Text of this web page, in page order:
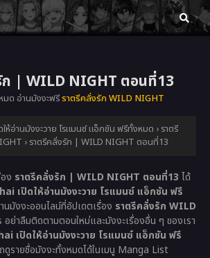
| WILD NIGHT ตอนที่13
ด อ่านมังงะฟรีราตรีคลั่งรัก WILD NIGHT
ห้อ่านมังงะวาย โรแมนซ์ แอ็กชัน ฟรีทั้งหมด › ราตรี
› ราตรีคลั่งรัก | WILD NIGHT ตอนที่13
ง ราตรีคลั่งรัก | WILD NIGHT ตอนที่13 ได้
เปิดให้อ่านมังงะวาย โรแมนซ์ แอ็กชัน ฟรี
มังงะออนไลน์ที่อัปเดตเรื่อง ราตรีคลั่งรัก WILD
อย่าลืมติดตามตอนใหม่และมังงะเรื่องอื่น ๆ ของเรา
เปิดให้อ่านมังงะวาย โรแมนซ์ แอ็กชัน ฟรี
ดูรายชื่อมังงะทั้งหมดได้ในเมนู Manga List